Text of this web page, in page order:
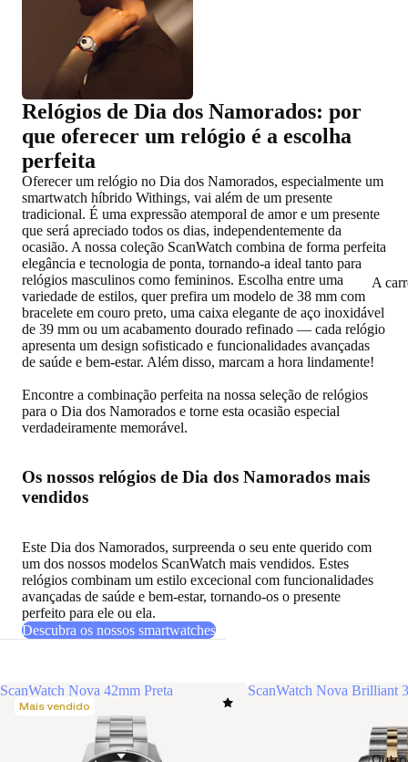
A
Relógios de Dia dos Namorados: por
que oferecer um relógio é a escolha
perfeita
Oferecer um relógio no Dia dos Namorados, especialmente um
smartwatch híbrido Withings, vai além de um presente
tradicional. É uma expressão atemporal de amor e um presente
que será apreciado todos os dias, independentemente da
ocasião. A nossa coleção ScanWatch combina de forma perfeita
elegância e tecnologia de ponta, tornando-a ideal tanto para
relógios masculinos como femininos. Escolha entre uma
variedade de estilos, quer prefira um modelo de 38 mm com
bracelete em couro preto, uma caixa elegante de aço inoxidável
de 39 mm ou um acabamento dourado refinado — cada relógio
apresenta um design sofisticado e funcionalidades avançadas
de saúde e bem-estar. Além disso, marcam a hora lindamente!
Encontre a combinação perfeita na nossa seleção de relógios
para o Dia dos Namorados e torne esta ocasião especial
verdadeiramente memorável.
Os nossos relógios de Dia dos Namorados mais
vendidos
Este Dia dos Namorados, surpreenda o seu ente querido com
um dos nossos modelos ScanWatch mais vendidos. Estes
relógios combinam um estilo excecional com funcionalidades
avançadas de saúde e bem-estar, tornando-os o presente
perfeito para ele ou ela.
Descubra os nossos smartwatches
ScanWatch Nova 42mm Preta
Mais vendido
ScanWatch Nova Brilliant